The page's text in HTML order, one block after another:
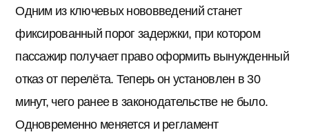
Одним из ключевых нововведений станет
фиксированный порог задержки, при котором
пассажир получает право оформить вынужденный
отказ от перелёта. Теперь он установлен в 30
минут, чего ранее в законодательстве не было.
Одновременно меняется и регламент